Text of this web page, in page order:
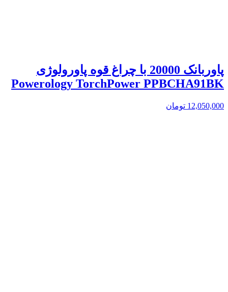
پاوربانک 20000 با چراغ قوه پاورولوژی
Powerology TorchPower PPBCHA91BK
12,050,000 تومان